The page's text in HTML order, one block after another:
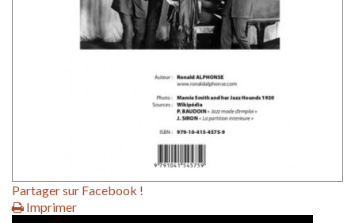
Partager sur Facebook !
Imprimer